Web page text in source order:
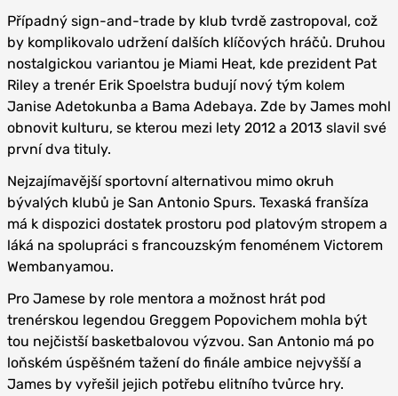
Případný sign-and-trade by klub tvrdě zastropoval, což
by komplikovalo udržení dalších klíčových hráčů. Druhou
nostalgickou variantou je Miami Heat, kde prezident Pat
Riley a trenér Erik Spoelstra budují nový tým kolem
Janise Adetokunba a Bama Adebaya. Zde by James mohl
obnovit kulturu, se kterou mezi lety 2012 a 2013 slavil své
první dva tituly.
Nejzajímavější sportovní alternativou mimo okruh
bývalých klubů je San Antonio Spurs. Texaská franšíza
má k dispozici dostatek prostoru pod platovým stropem a
láká na spolupráci s francouzským fenoménem Victorem
Wembanyamou.
Pro Jamese by role mentora a možnost hrát pod
trenérskou legendou Greggem Popovichem mohla být
tou nejčistší basketbalovou výzvou. San Antonio má po
loňském úspěšném tažení do finále ambice nejvyšší a
James by vyřešil jejich potřebu elitního tvůrce hry.